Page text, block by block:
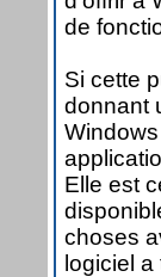
de
Si cette
donnant
Elle est
choses
logiciel